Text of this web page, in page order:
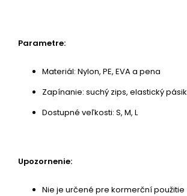
Parametre:
Materiál: Nylon, PE, EVA a pena
Zapínanie: suchý zips, elastický pásik
Dostupné veľkosti: S, M, L
Upozornenie:
Nie je určené pre kormerční použitie